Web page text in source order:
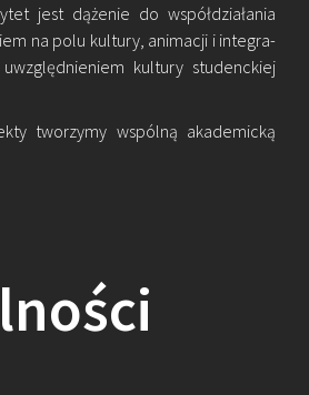
jest dą­że­nie do współ­dzia­ła­nia
na polu kul­tu­ry, ani­ma­cji i in­te­gra­
kul­tu­ry stu­denc­kiej
two­rzy­my wspól­ną aka­de­mic­ką